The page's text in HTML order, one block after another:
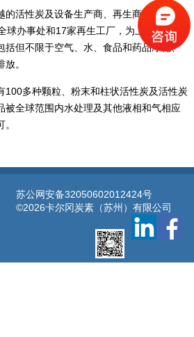
活性炭及设备生产商、再生商和供应商
球办事处和17家再生工厂，为上百种市场
括但不限于空气、水、食品和药品净化、
。
100多种颗粒、粉末和柱状活性炭及活性炭
被全球范围内水处理及其他液相和气相应
苏公网安备32050602012424号
©2026卡尔冈炭素（苏州）有限公司